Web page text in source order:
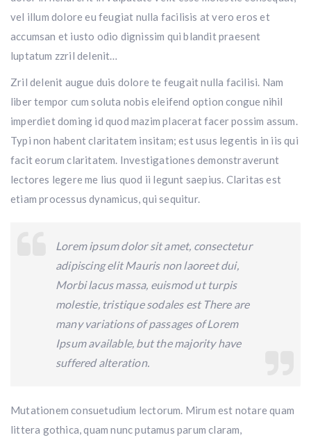
vel illum dolore eu feugiat nulla facilisis at vero eros et
accumsan et iusto odio dignissim qui blandit praesent
luptatum zzril delenit…
Zril delenit augue duis dolore te feugait nulla facilisi. Nam
liber tempor cum soluta nobis eleifend option congue nihil
imperdiet doming id quod mazim placerat facer possim assum.
Typi non habent claritatem insitam; est usus legentis in iis qui
facit eorum claritatem. Investigationes demonstraverunt
lectores legere me lius quod ii legunt saepius. Claritas est
etiam processus dynamicus, qui sequitur.
Lorem ipsum dolor sit amet, consectetur
adipiscing elit Mauris non laoreet dui,
Morbi lacus massa, euismod ut turpis
molestie, tristique sodales est There are
many variations of passages of Lorem
Ipsum available, but the majority have
suffered alteration.
Mutationem consuetudium lectorum. Mirum est notare quam
littera gothica, quam nunc putamus parum claram,